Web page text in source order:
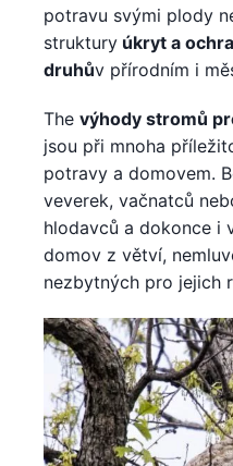
potravu svými plody
struktury úkryt a
druhův přírodním i
The výhody stromů
jsou při mnoha
potravy a domovem.
veverek, vačnatců
hlodavců a dokonce i
domov z větví,
nezbytných pro jejich